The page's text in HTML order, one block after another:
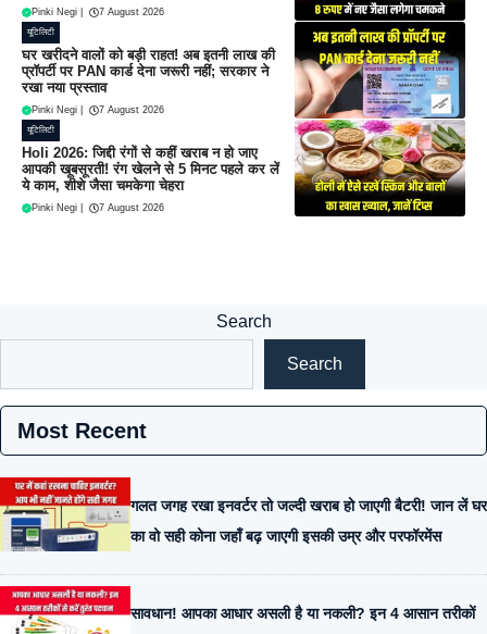
Pinki Negi 7 August 2026
यूटिलिटी
घर खरीदने वालों को बड़ी राहत! अब इतनी लाख की
प्रॉपर्टी पर PAN कार्ड देना जरूरी नहीं; सरकार ने
रखा नया प्रस्ताव
Pinki Negi 7 August 2026
यूटिलिटी
Holi 2026: जिद्दी रंगों से कहीं खराब न हो जाए
आपकी खूबसूरती! रंग खेलने से 5 मिनट पहले कर लें
ये काम, शीशे जैसा चमकेगा चेहरा
Pinki Negi 7 August 2026
Search
Search
Most Recent
गलत जगह रखा इनवर्टर तो जल्दी खराब हो जाएगी बैटरी! जान लें घर
का वो सही कोना जहाँ बढ़ जाएगी इसकी उम्र और परफॉरमेंस
सावधान! आपका आधार असली है या नकली? इन 4 आसान तरीकों